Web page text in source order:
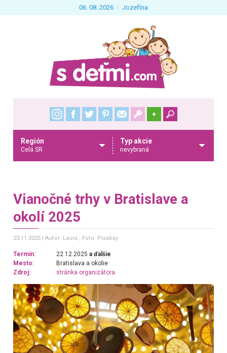
06. 08. 2026 Jozefína
+
Región
Celá SR
Typ akcie
nevybraná
Vianočné trhy v Bratislave a
okolí 2025
23.11.2025 Autor: Laura , Foto: Pixabay
Termín: 22.12.2025a ďalšie
Mesto:
Bratislava a okolie
Zdroj:
stránka organizátora